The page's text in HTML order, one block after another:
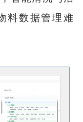
料数据管理难